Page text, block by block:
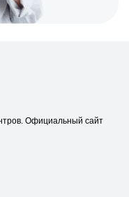
Официальный сайт